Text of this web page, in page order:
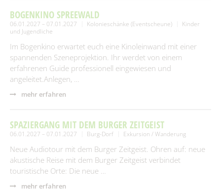
BOGENKINO SPREEWALD
06.01.2027 – 07.01.2027 Kolonieschänke (Eventscheune)
Kinder
und Jugendliche
Im Bogenkino erwartet euch eine Kinoleinwand mit einer
spannenden Szeneprojektion. Ihr werdet von einem
erfahrenen Guide professionell eingewiesen und
angeleitet.Anlegen, …
mehr erfahren
SPAZIERGANG MIT DEM BURGER ZEITGEIST
06.01.2027 – 07.01.2027 Burg-Dorf Exkursion / Wanderung
Neue Audiotour mit dem Burger Zeitgeist. Ohren auf: neue
akustische Reise mit dem Burger Zeitgeist verbindet
touristische Orte: Die neue …
mehr erfahren